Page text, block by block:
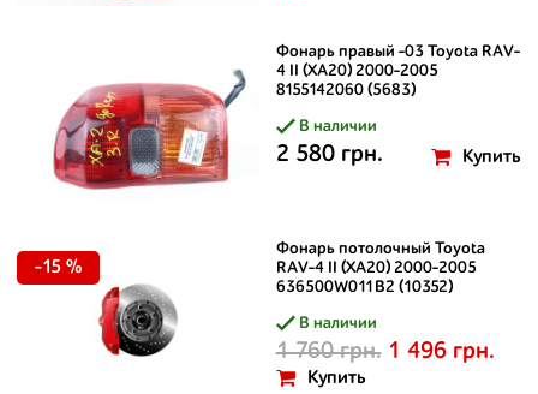
Фонарь правый -03 Toyota RAV-
4 II (XA20) 2000-2005
8155142060 (5683)
В наличии
2 580 грн. Купить
Фонарь потолочный Toyota
RAV-4 II (XA20) 2000-2005
636500W011B2 (10352)
В наличии
1 760 грн. 1 496 грн.
Купить
-15 %